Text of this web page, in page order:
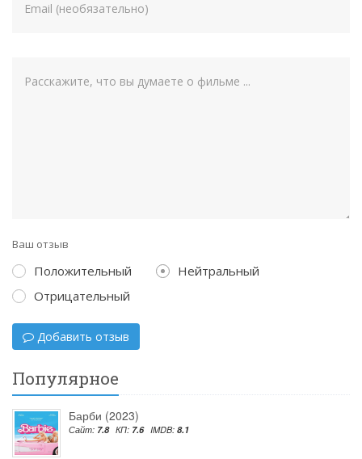
Ваш отзыв
Положительный
Нейтральный
Отрицательный
Добавить отзыв
Популярное
Барби (2023)
Сайт: 7.8 КП: 7.6 IMDB: 8.1